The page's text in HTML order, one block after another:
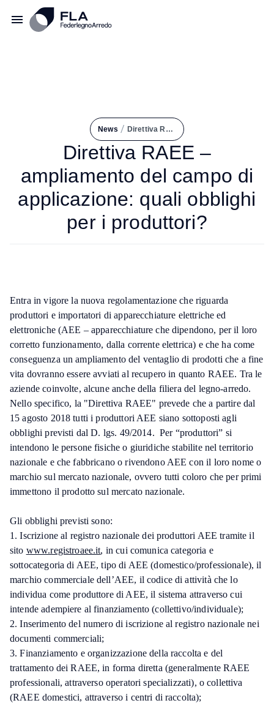
News / Direttiva RAEE – Ampliamento del Campo di Applicazione: Quali Obblighi Per I Produttori?
Direttiva RAEE –
ampliamento del campo di
applicazione: quali obblighi
per i produttori?
Entra in vigore la nuova regolamentazione che riguarda
produttori e importatori di apparecchiature elettriche ed
elettroniche (AEE – apparecchiature che dipendono, per il loro
corretto funzionamento, dalla corrente elettrica) e che ha come
conseguenza un ampliamento del ventaglio di prodotti che a fine
vita dovranno essere avviati al recupero in quanto RAEE. Tra le
aziende coinvolte, alcune anche della filiera del legno-arredo.
Nello specifico, la "Direttiva RAEE" prevede che a partire dal
15 agosto 2018 tutti i produttori AEE siano sottoposti agli
obblighi previsti dal D. lgs. 49/2014. Per “produttori” si
intendono le persone fisiche o giuridiche stabilite nel territorio
nazionale e che fabbricano o rivendono AEE con il loro nome o
marchio sul mercato nazionale, ovvero tutti coloro che per primi
immettono il prodotto sul mercato nazionale.
Gli obblighi previsti sono:
1. Iscrizione al registro nazionale dei produttori AEE tramite il
sito www.registroaee.it, in cui comunica categoria e
sottocategoria di AEE, tipo di AEE (domestico/professionale), il
marchio commerciale dell’AEE, il codice di attività che lo
individua come produttore di AEE, il sistema attraverso cui
intende adempiere al finanziamento (collettivo/individuale);
2. Inserimento del numero di iscrizione al registro nazionale nei
documenti commerciali;
3. Finanziamento e organizzazione della raccolta e del
trattamento dei RAEE, in forma diretta (generalmente RAEE
professionali, attraverso operatori specializzati), o collettiva
(RAEE domestici, attraverso i centri di raccolta);